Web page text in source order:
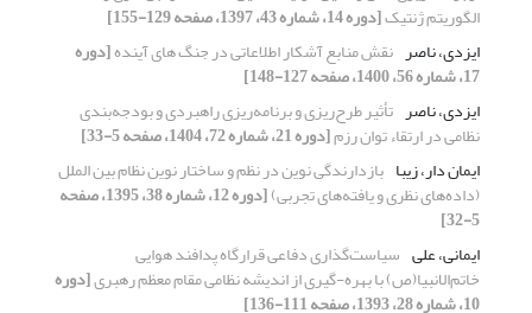
الگوریتم ژنتیک[دوره 14، شماره 43، 1397، صفحه 129-155]
ایزدی، ناصر نقش منابع آشکار اطلاعاتی در جنگ های آینده[دوره
17، شماره 56، 1400، صفحه 127-148]
ایزدی، ناصر تأثیر طرح‌ریزی و برنامه‌ریزی راهبردی و بودجه‌بندی
نظامی در ارتقاء توان رزم[دوره 21، شماره 72، 1404، صفحه 5-33]
ایمان دار، زیبا بازدارندگی نوین در نظم و ساختار نوین نظام بین الملل
(داده‌های نظری و یافته‌های تجربی) [دوره 12، شماره 38، 1395، صفحه
5-32]
ایمانی، علی سیاست‌گذاری دفاعی قرارگاه پدافند هوایی
خاتم‌الانبیا(ص) با بهره-گیری از اندیشه نظامی مقام معظم رهبری[دوره
10، شماره 28، 1393، صفحه 111-136]